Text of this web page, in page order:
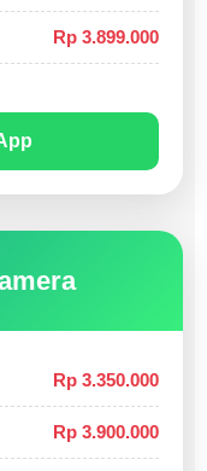
Rp 3.899.000
Rp 3.350.000
Rp 3.900.000